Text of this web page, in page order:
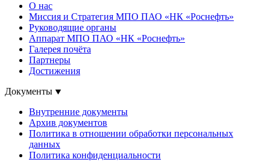
О нас
Миссия и Стратегия МПО ПАО «НК «Роснефть»
Руководящие органы
Аппарат МПО ПАО «НК «Роснефть»
Галерея почёта
Партнеры
Достижения
Документы
Внутренние документы
Архив документов
Политика в отношении обработки персональных
данных
Политика конфиденциальности